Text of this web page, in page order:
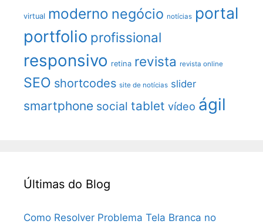
virtual moderno negócio notícias portal
portfolio profissional
responsivo retina revista revista online
SEO shortcodes site de notícias slider
smartphone social tablet vídeo ágil
Últimas do Blog
Como Resolver Problema Tela Branca no